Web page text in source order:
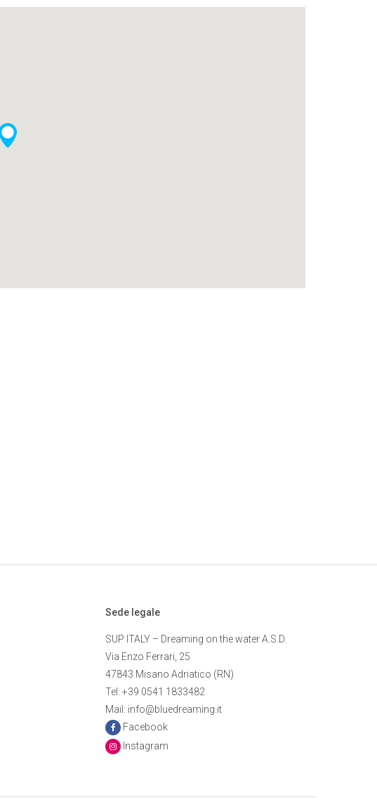
Sede legale
SUP ITALY – Dreaming on the water A.S.D.
Via Enzo Ferrari, 25
47843 Misano Adriatico (RN)
Tel: +39 0541 1833482
Mail: info@bluedreaming.it
Facebook
Instagram